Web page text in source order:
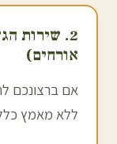
אורחים)
אם ברצונכם
ללא מאמץ